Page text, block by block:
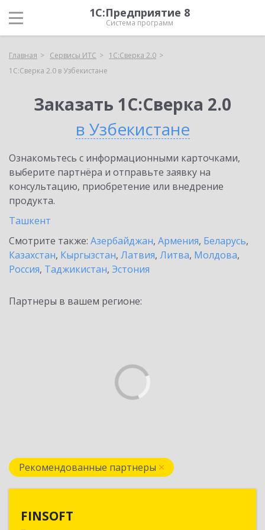
1С:Предприятие 8
Система программ
Главная Сервисы ИТС
1С:Сверка 2.0
1С:Сверка 2.0 в Узбекистане
Заказать 1С:Сверка 2.0
в Узбекистане
Ознакомьтесь с информационными карточками,
выберите партнёра и отправьте заявку на
консультацию, приобретение или внедрение
продукта.
Ташкент
Смотрите также: Азербайджан, Армения, Беларусь,
Казахстан, Кыргызстан, Латвия, Литва, Молдова,
Россия, Таджикистан, Эстония
Партнеры в вашем регионе:
Рекомендованные партнеры
FINSOFT